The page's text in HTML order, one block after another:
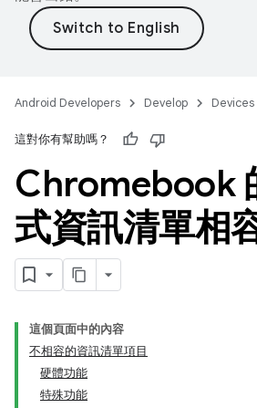
Android Developers Develop Devices
這對你有幫助嗎？
Chromebook
式資訊清單相
這個頁面中的內容
不相容的資訊清單項目
硬體功能
特殊功能